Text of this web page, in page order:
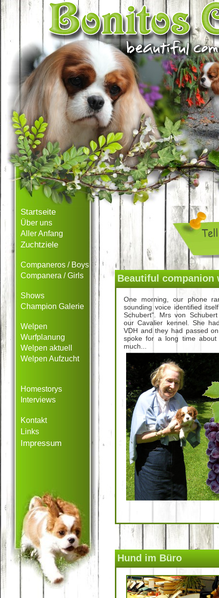
Startseite
Über uns
Aller Anfang
Zuchtziele
Companeros / Boys
Companera / Girls
Shows
Champion Galerie
Welpen
Wurfplanung
Welpen aktuell
Welpen Aufzucht
Homestorys
Interviews
Kontakt
Links
Impressum
Beautiful companion
One morning, our phone
sounding voice identified
Schubert". Mrs von
our Cavalier kennel. She
VDH and they had passed
spoke for a long time
much...
Hund im Büro